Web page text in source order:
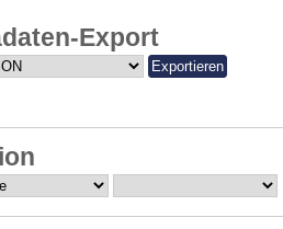
Export